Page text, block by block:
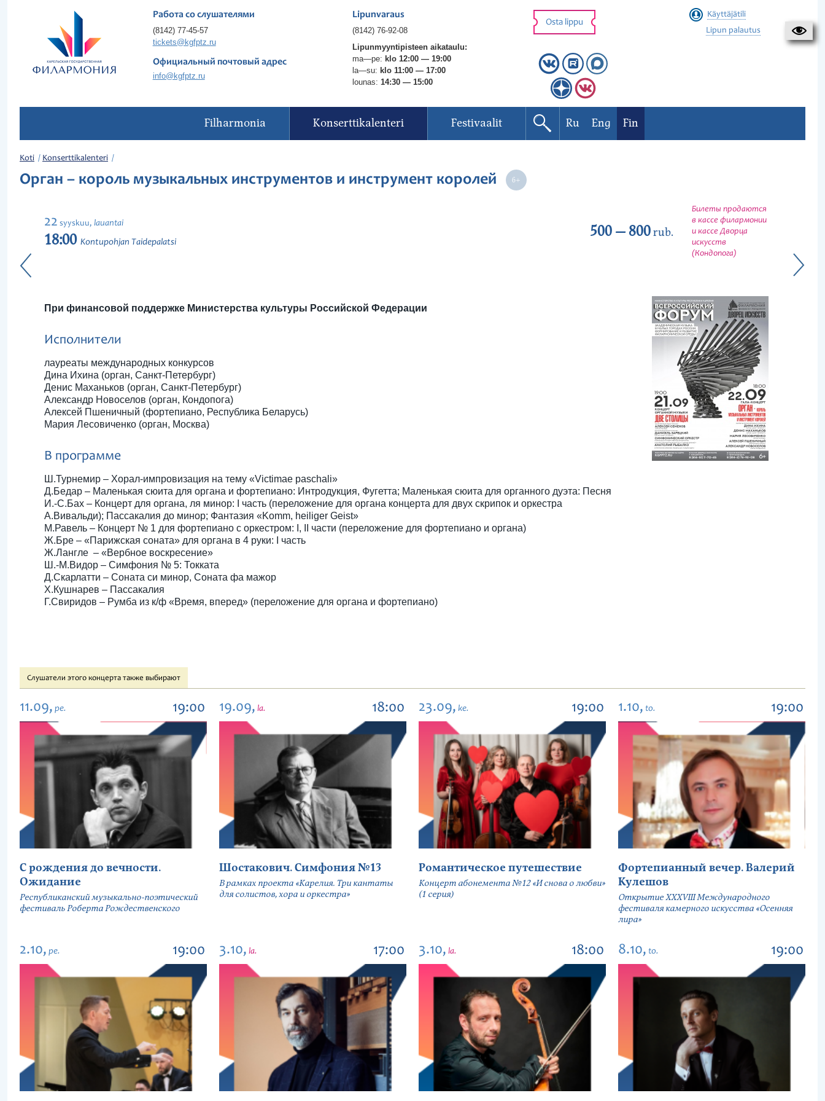
Работа со слушателями
(8142) 77-45-57
tickets@kgfptz.ru
Официальный почтовый адрес
info@kgfptz.ru
Lipunvaraus
(8142) 76-92-08
Lipunmyyntipisteen aikataulu:
ma—pe: klo 12:00 — 19:00
la—su: klo 11:00 — 17:00
lounas: 14:30 — 15:00
Osta lippu
Käyttäjätili
Lipun palautus
Filharmonia Konserttikalenteri Festivaalit Ru Eng Fin
Koti Konserttikalenteri
Орган – король музыкальных инструментов и инструмент королей
22 syyskuu, lauantai
18:00 Kontupohjan Taidepalatsi
500 — 800rub.
Билеты продаются
в кассе филармонии
и кассе Дворца
искусств
(Кондопога)
При финансовой поддержке Министерства культуры Российской Федерации
Исполнители
лауреаты международных конкурсов
Дина Ихина (орган, Санкт-Петербург)
Денис Маханьков (орган, Санкт-Петербург)
Александр Новоселов (орган, Кондопога)
Алексей Пшеничный (фортепиано, Республика Беларусь)
Мария Лесовиченко (орган, Москва)
В программе
Ш.Турнемир – Хорал-импровизация на тему «Victimae paschali»
Д.Бедар – Маленькая сюита для органа и фортепиано: Интродукция, Фугетта; Маленькая сюита для органного дуэта: Песня
И.-С.Бах – Концерт для органа, ля минор: I часть (переложение для органа концерта для двух скрипок и оркестра
А.Вивальди); Пассакалия до минор; Фантазия «Komm, heiliger Geist»
М.Равель – Концерт № 1 для фортепиано с оркестром: I, II части (переложение для фортепиано и органа)
Ж.Бре – «Парижская соната» для органа в 4 руки: I часть
Ж.Лангле – «Вербное воскресение»
Ш.-М.Видор – Симфония № 5: Токката
Д.Скарлатти – Соната си минор, Соната фа мажор
Х.Кушнарев – Пассакалия
Г.Свиридов – Румба из к/ф «Время, вперед» (переложение для органа и фортепиано)
Слушатели этого концерта также выбирают
11.09, pe. 19:00
С рождения до вечности.
Ожидание
Республиканский музыкально-поэтический
фестиваль Роберта Рождественского
19.09, la. 18:00
Шостакович. Симфония №13
В рамках проекта «Карелия. Три кантаты
для солистов, хора и оркестра»
23.09, ke. 19:00
Романтическое путешествие
Концерт абонемента №12 «И снова о любви»
(1 серия)
1.10, to. 19:00
Фортепианный вечер. Валерий
Кулешов
Открытие ХХХVIII Международного
фестиваля камерного искусства «Осенняя
лира»
2.10, pe. 19:00 3.10, la. 17:00 3.10, la. 18:00 8.10, to. 19:00